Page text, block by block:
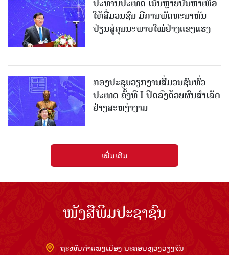
ປະທານປະເທດ ເນັ້ນຫຼາຍບັນຫາເພື່ອ
ໃຫ້ສື່ມວນຊົນ ມີການພັດທະນາຫັນ
ປ່ຽນສູ່ຄຸນນະພາບໃໝ່ຢ່າງແຂງແຮງ
ກອງປະຊຸມວຽກງານສື່ມວນຊົນທົ່ວ
ປະເທດ ຄັ້ງທີ I ປິດລົງດ້ວຍຜົນສໍາເລັດ
ຢ່າງສະຫງ່າງາມ
ເພີ່ມເຕີມ
ໜັງສືພິມປະຊາຊົນ
ຖະໜົນກຳແພງເມືອງ ນະຄອນຫຼວງວຽງຈັນ